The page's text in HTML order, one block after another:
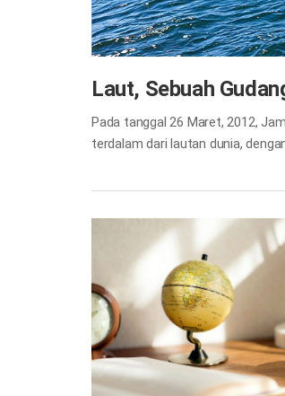
Laut, Sebuah
Pada tanggal 26 Maret, 2012,
terdalam dari lautan dunia,
manusia di luar angkasa? Hal itu